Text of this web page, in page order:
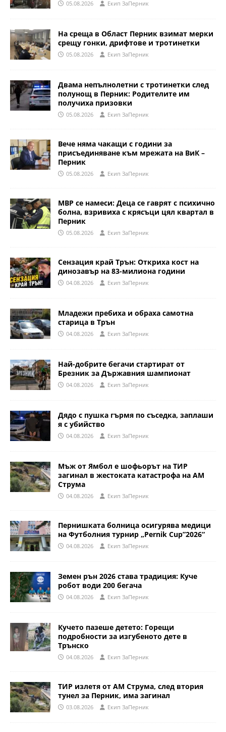
05.08.2026 Eкип ЗаПерник
На среща в Област Перник взимат мерки
срещу гонки, дрифтове и тротинетки
05.08.2026 Eкип ЗаПерник
Двама непълнолетни с тротинетки след
полунощ в Перник: Родителите им
получиха призовки
05.08.2026 Eкип ЗаПерник
Вече няма чакащи с години за
присъединяване към мрежата на ВиК –
Перник
05.08.2026 Eкип ЗаПерник
МВР се намеси: Деца се гаврят с психично
болна, взривиха с крясъци цял квартал в
Перник
05.08.2026 Eкип ЗаПерник
Сензация край Трън: Откриха кост на
динозавър на 83-милиона години
04.08.2026 Eкип ЗаПерник
Младежи пребиха и обраха самотна
старица в Трън
04.08.2026 Eкип ЗаПерник
Най-добрите бегачи стартират от
Брезник за Държавния шампионат
04.08.2026 Eкип ЗаПерник
Дядо с пушка гърмя по съседка, заплаши
я с убийство
04.08.2026 Eкип ЗаПерник
Мъж от Ямбол е шофьорът на ТИР
загинал в жестоката катастрофа на АМ
Струма
04.08.2026 Eкип ЗаПерник
Пернишката болница осигурява медици
на Футболния турнир „Pernik Cup”2026“
04.08.2026 Eкип ЗаПерник
Земен рън 2026 става традиция: Куче
робот води 200 бегача
04.08.2026 Eкип ЗаПерник
Кучето пазеше детето: Горещи
подробности за изгубеното дете в
Трънско
04.08.2026 Eкип ЗаПерник
ТИР излетя от АМ Струма, след втория
тунел за Перник, има загинал
03.08.2026 Eкип ЗаПерник